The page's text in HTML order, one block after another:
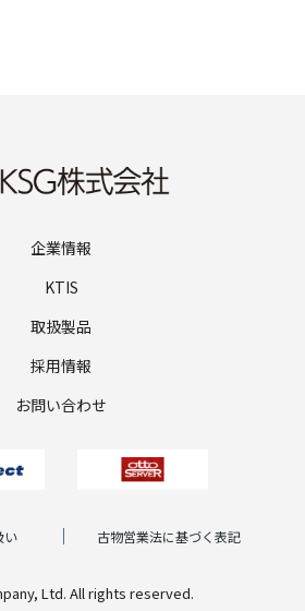
企業情報
KTIS
取扱製品
採用情報
お問い合わせ
い 古物営業法に基づく表記
Ltd. All rights reserved.